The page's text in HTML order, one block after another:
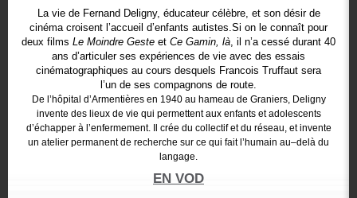
La vie de Fernand Deligny, éducateur célèbre, et son désir de
cinéma croisent l’accueil d’enfants autistes.Si on le connaît pour
deux films Le Moindre Geste et Ce Gamin, là, il n’a cessé durant 40
ans d’articuler ses expériences de vie avec des essais
cinématographiques au cours desquels Francois Truffaut sera
l’un de ses compagnons de route.
De l’hôpital d’Armentières en 1940 au hameau de Graniers, Deligny
invente des lieux de vie qui permettent aux enfants et adolescents
d’échapper à l’enfermement. Il crée du collectif et du réseau, et invente
un atelier permanent de recherche sur ce qui fait l’humain au–delà du
langage.
EN VOD